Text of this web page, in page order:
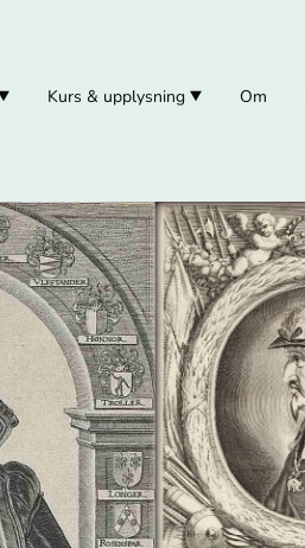
Kurs & upplysning Om